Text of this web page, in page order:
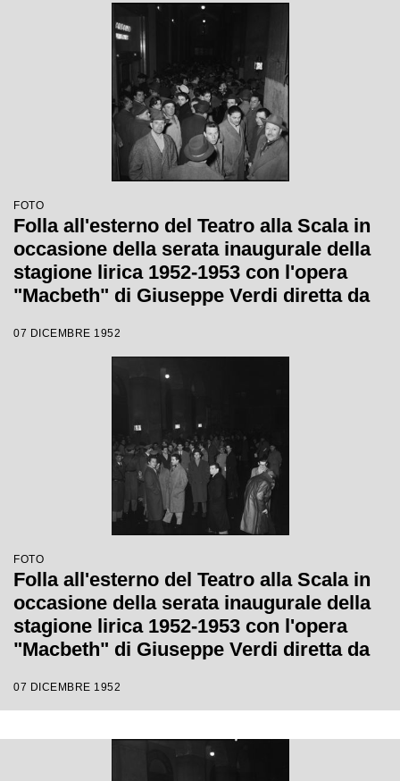
FOTO
Folla all'esterno del Teatro alla Scala in
occasione della serata inaugurale della
stagione lirica 1952-1953 con l'opera
"Macbeth" di Giuseppe Verdi diretta da
Ebert
07 DICEMBRE 1952
FOTO
Folla all'esterno del Teatro alla Scala in
occasione della serata inaugurale della
stagione lirica 1952-1953 con l'opera
"Macbeth" di Giuseppe Verdi diretta da
Ebert
07 DICEMBRE 1952